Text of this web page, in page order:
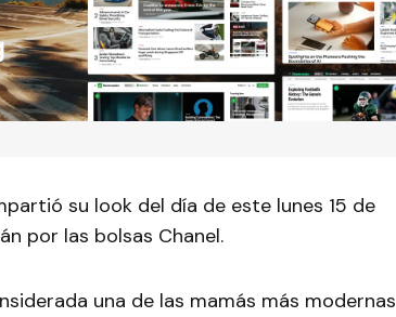
su look del día de este lunes 15 de
por las bolsas Chanel.
una de las mamás más modernas